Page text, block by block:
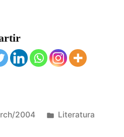
2004
Posted
Literatura